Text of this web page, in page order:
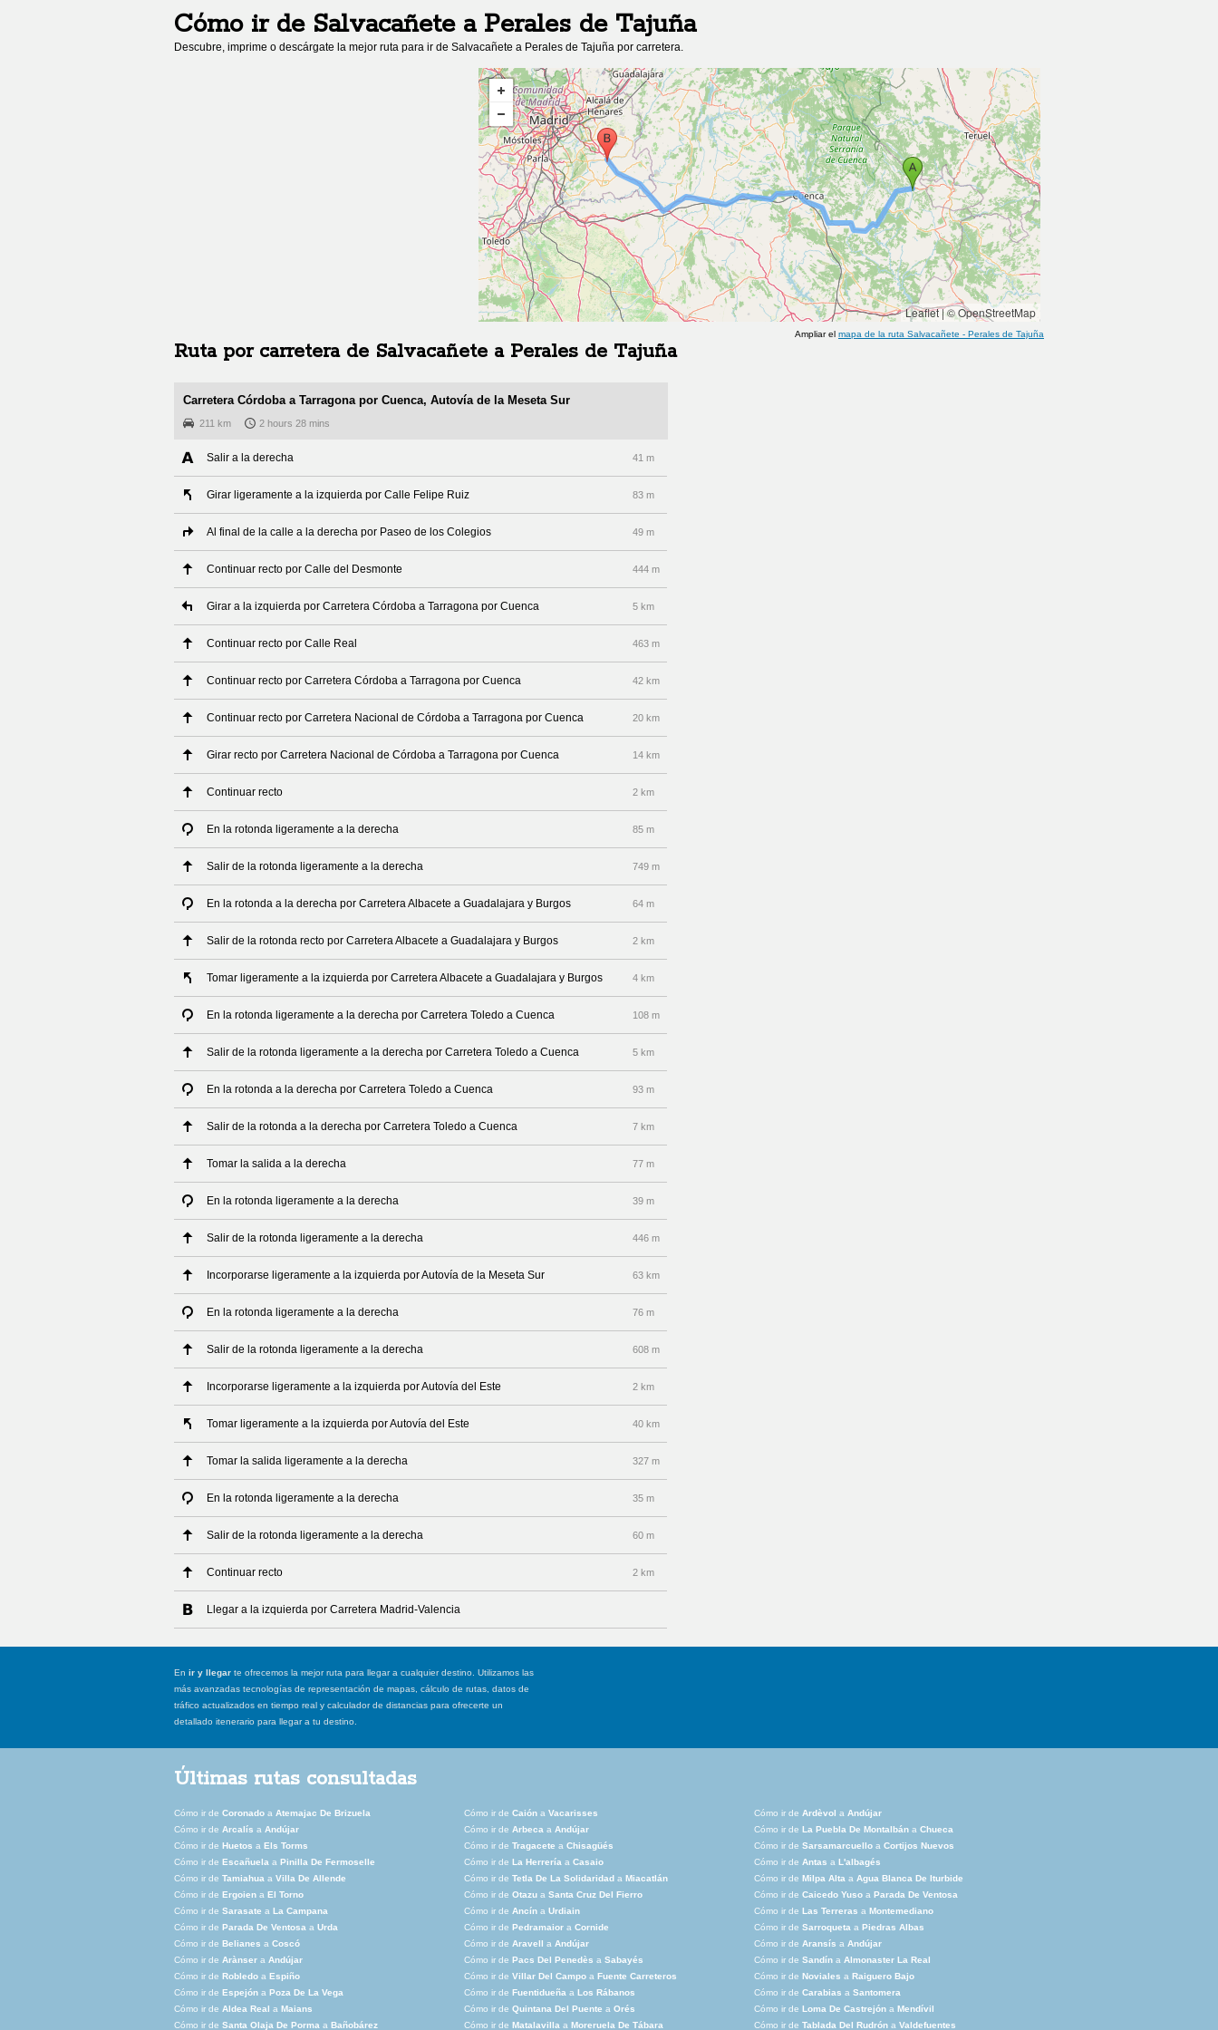
Cómo ir de Salvacañetea Perales de Tajuña
Descubre, imprime o descárgate la mejor ruta para ir de Salvacañete a Perales de Tajuña por carretera.
Leaflet|© OpenStreetMap
Ampliar el mapa de la ruta Salvacañete - Perales de Tajuña
Ruta por carretera de Salvacañete a Perales de Tajuña
Carretera Córdoba a Tarragona por Cuenca, Autovía de la Meseta Sur
211 km 2 hours 28 mins
Salir a la derecha 41 m
Girar ligeramente a la izquierda por Calle Felipe Ruiz 83 m
Al final de la calle a la derecha por Paseo de los Colegios 49 m
Continuar recto por Calle del Desmonte 444 m
Girar a la izquierda por Carretera Córdoba a Tarragona por Cuenca 5 km
Continuar recto por Calle Real 463 m
Continuar recto por Carretera Córdoba a Tarragona por Cuenca 42 km
Continuar recto por Carretera Nacional de Córdoba a Tarragona por Cuenca 20 km
Girar recto por Carretera Nacional de Córdoba a Tarragona por Cuenca 14 km
Continuar recto 2 km
En la rotonda ligeramente a la derecha 85 m
Salir de la rotonda ligeramente a la derecha 749 m
En la rotonda a la derecha por Carretera Albacete a Guadalajara y Burgos 64 m
Salir de la rotonda recto por Carretera Albacete a Guadalajara y Burgos 2 km
Tomar ligeramente a la izquierda por Carretera Albacete a Guadalajara y Burgos 4 km
En la rotonda ligeramente a la derecha por Carretera Toledo a Cuenca 108 m
Salir de la rotonda ligeramente a la derecha por Carretera Toledo a Cuenca 5 km
En la rotonda a la derecha por Carretera Toledo a Cuenca 93 m
Salir de la rotonda a la derecha por Carretera Toledo a Cuenca 7 km
Tomar la salida a la derecha 77 m
En la rotonda ligeramente a la derecha 39 m
Salir de la rotonda ligeramente a la derecha 446 m
Incorporarse ligeramente a la izquierda por Autovía de la Meseta Sur 63 km
En la rotonda ligeramente a la derecha 76 m
Salir de la rotonda ligeramente a la derecha 608 m
Incorporarse ligeramente a la izquierda por Autovía del Este 2 km
Tomar ligeramente a la izquierda por Autovía del Este 40 km
Tomar la salida ligeramente a la derecha 327 m
En la rotonda ligeramente a la derecha 35 m
Salir de la rotonda ligeramente a la derecha 60 m
Continuar recto 2 km
Llegar a la izquierda por Carretera Madrid-Valencia
En ir y llegar te ofrecemos la mejor ruta para llegar a cualquier destino. Utilizamos las
más avanzadas tecnologías de representación de mapas, cálculo de rutas, datos de
tráfico actualizados en tiempo real y calculador de distancias para ofrecerte un
detallado itenerario para llegar a tu destino.
Últimas rutas consultadas
Cómo ir de Coronado a Atemajac De Brizuela Cómo ir de Caión a Vacarisses Cómo ir de Ardèvol a Andújar
Cómo ir de Arcalís a Andújar Cómo ir de Arbeca a Andújar Cómo ir de La Puebla De Montalbán a Chueca
Cómo ir de Huetos a Els Torms Cómo ir de Tragacete a Chisagüés Cómo ir de Sarsamarcuello a Cortijos Nuevos
Cómo ir de Escañuela a Pinilla De Fermoselle Cómo ir de La Herrería a Casaio Cómo ir de Antas a L'albagés
Cómo ir de Tamiahua a Villa De Allende Cómo ir de Tetla De La Solidaridad a Miacatlán Cómo ir de Milpa Alta a Agua Blanca De Iturbide
Cómo ir de Ergoien a El Torno Cómo ir de Otazu a Santa Cruz Del Fierro Cómo ir de Caicedo Yuso a Parada De Ventosa
Cómo ir de Sarasate a La Campana Cómo ir de Ancín a Urdiain Cómo ir de Las Terreras a Montemediano
Cómo ir de Parada De Ventosa a Urda Cómo ir de Pedramaior a Cornide Cómo ir de Sarroqueta a Piedras Albas
Cómo ir de Belianes a Coscó Cómo ir de Aravell a Andújar Cómo ir de Aransís a Andújar
Cómo ir de Arànser a Andújar Cómo ir de Pacs Del Penedès a Sabayés Cómo ir de Sandín a Almonaster La Real
Cómo ir de Robledo a Espiño Cómo ir de Villar Del Campo a Fuente Carreteros Cómo ir de Noviales a Raiguero Bajo
Cómo ir de Espejón a Poza De La Vega Cómo ir de Fuentidueña a Los Rábanos Cómo ir de Carabias a Santomera
Cómo ir de Aldea Real a Maians Cómo ir de Quintana Del Puente a Orés Cómo ir de Loma De Castrejón a Mendívil
Cómo ir de Santa Olaja De Porma a Bañobárez Cómo ir de Matalavilla a Moreruela De Tábara Cómo ir de Tablada Del Rudrón a Valdefuentes